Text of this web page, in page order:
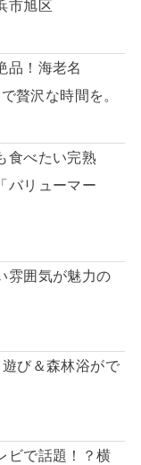
市旭区
品！海老名
贅沢な時間を。
食べたい完熟
バリューマー
雰囲気が魅力の
び＆森林浴がで
ビで話題！？横